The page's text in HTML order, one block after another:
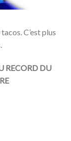
C’est plus
RECORD DU